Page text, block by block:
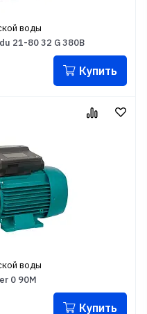
воды
21-80 32 G 380B
Купить
воды
0 90M
Купить